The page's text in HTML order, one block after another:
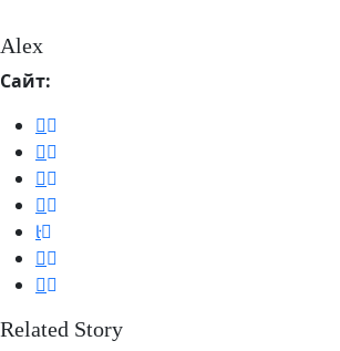
Alex
Сайт:
Related Story